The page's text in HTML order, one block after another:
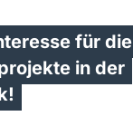
für die
in der